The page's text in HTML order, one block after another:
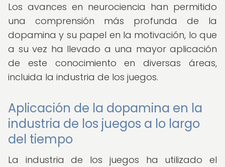
Los avances en neurociencia han permitido
una comprensión más profunda de la
dopamina y su papel en la motivación, lo que
a su vez ha llevado a una mayor aplicación
de este conocimiento en diversas áreas,
incluida la industria de los juegos.
Aplicación de la dopamina en la
industria de los juegos a lo largo
del tiempo
La industria de los juegos ha utilizado el